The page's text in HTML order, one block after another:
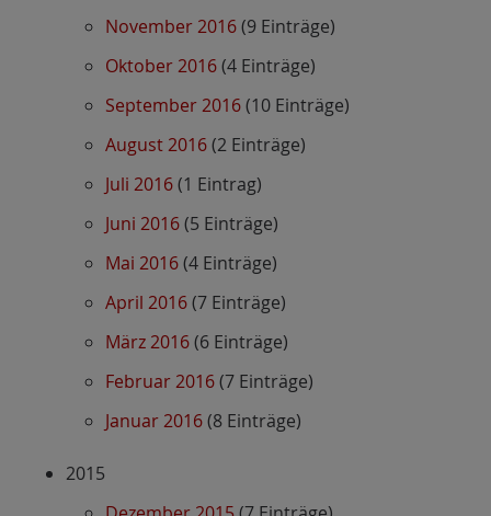
November 2016(9 Einträge)
Oktober 2016(4 Einträge)
September 2016(10 Einträge)
August 2016(2 Einträge)
Juli 2016(1 Eintrag)
Juni 2016(5 Einträge)
Mai 2016(4 Einträge)
April 2016(7 Einträge)
März 2016(6 Einträge)
Februar 2016(7 Einträge)
Januar 2016(8 Einträge)
2015